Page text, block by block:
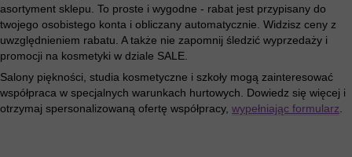
asortyment sklepu. To proste i wygodne - rabat jest przypisany do
twojego osobistego konta i obliczany automatycznie. Widzisz ceny z
uwzględnieniem rabatu. A także nie zapomnij śledzić wyprzedaży i
promocji na kosmetyki w dziale SALE.
Salony piękności, studia kosmetyczne i szkoły mogą zainteresować
współpraca w specjalnych warunkach hurtowych. Dowiedz się więcej i
otrzymaj spersonalizowaną ofertę współpracy, wypełniając formularz